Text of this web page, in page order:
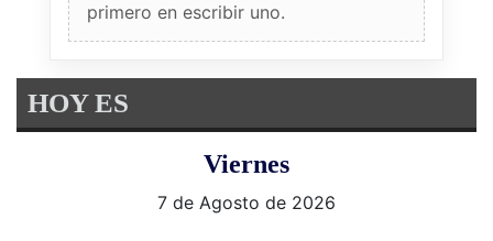
primero en escribir uno.
HOY ES
Viernes
7 de Agosto de 2026